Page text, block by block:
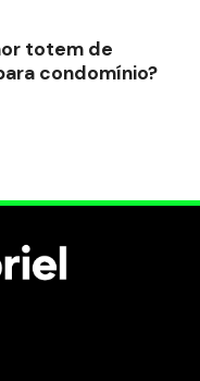
totem de
condomínio?